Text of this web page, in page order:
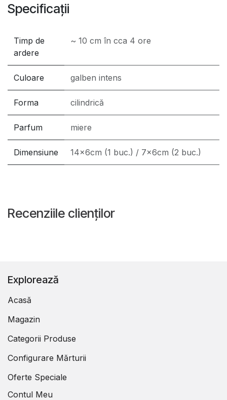
Specificații
Timp de
ardere
~ 10 cm în cca 4 ore
Culoare galben intens
Forma cilindrică
Parfum miere
Dimensiune 14x6cm (1 buc.) / 7x6cm (2 buc.)
Recenziile clienților
Explorează
Acasă
Magazin
Categorii Produse
Configurare Mărturii
Oferte Speciale
Contul Meu